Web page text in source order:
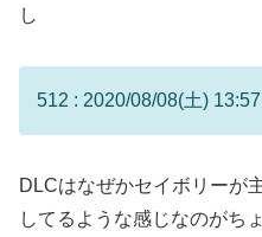
し
512 : 2020/08/08(土)
DLCはなぜかセイボリーが
してるような感じなのがち